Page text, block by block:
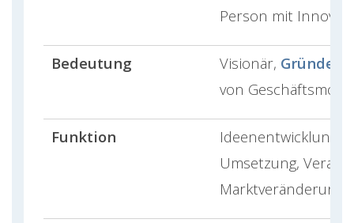
Person mit
Bedeutung Visionär, Gründer
von
Funktion
Ideenentwicklung,
Umsetzung,
Marktveränderung.